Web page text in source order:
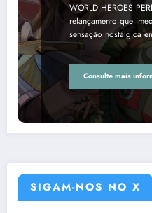
WORLD HEROES
relançamento que
sensação nostálgica
Consulte mais
SIGAM-NOS NO X